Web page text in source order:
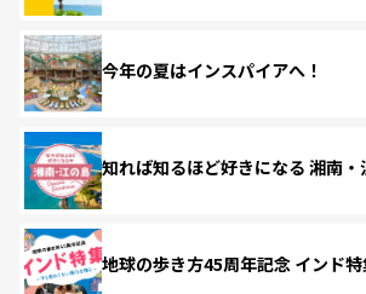
今年の夏はインスパイアへ！
知れば知るほど好きになる 湘南・
地球の歩き方45周年記念 インド